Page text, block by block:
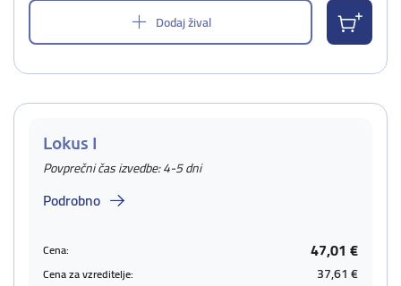
Dodaj žival
Lokus I
Povprečni čas izvedbe: 4-5 dni
Podrobno
Cena: 47,01 €
Cena za vzreditelje: 37,61 €